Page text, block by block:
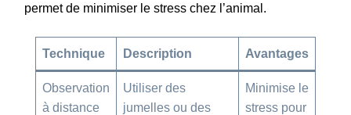
permet de minimiser le stress chez l’animal.
Technique Description Avantages
Observation
à distance
Utiliser des
jumelles ou des
Minimise le
stress pour